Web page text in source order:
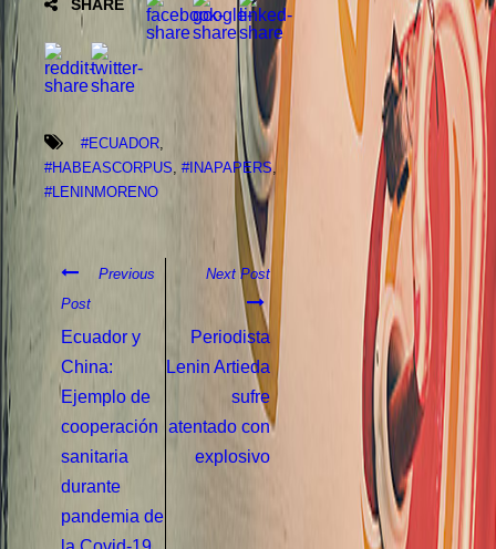
SHARE
#ECUADOR
#HABEASCORPUS #INAPAPERS,
#LENINMORENO
Previous
Post
Ecuador y
China:
Ejemplo de
cooperación
sanitaria
durante
pandemia de
Next Post
Periodista
Lenin Artieda
sufre
atentado con
explosivo